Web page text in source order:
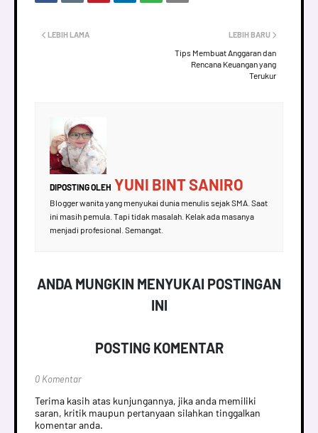
LEBIH BARU
Tips Membuat Anggaran dan
Rencana Keuangan yang
Terukur
LEBIH LAMA
DIPOSTING OLEH YUNI BINT SANIRO
Blogger wanita yang menyukai dunia menulis sejak SMA. Saat
ini masih pemula. Tapi tidak masalah. Kelak ada masanya
menjadi profesional. Semangat.
ANDA MUNGKIN MENYUKAI POSTINGAN
INI
POSTING KOMENTAR
0 Komentar
Terima kasih atas kunjungannya, jika anda memiliki
saran, kritik maupun pertanyaan silahkan tinggalkan
komentar anda.